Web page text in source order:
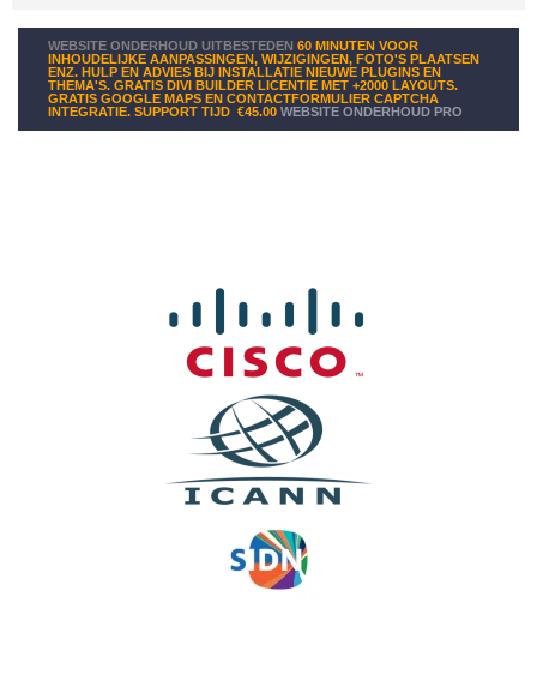
WEBSITE ONDERHOUD UITBESTEDEN 60 MINUTEN VOOR
INHOUDELIJKE AANPASSINGEN, WIJZIGINGEN, FOTO'S PLAATSEN
ENZ. HULP EN ADVIES BIJ INSTALLATIE NIEUWE PLUGINS EN
THEMA'S. GRATIS DIVI BUILDER LICENTIE MET +2000 LAYOUTS.
GRATIS GOOGLE MAPS EN CONTACTFORMULIER CAPTCHA
INTEGRATIE. SUPPORT TIJD €45.00 WEBSITE ONDERHOUD PRO